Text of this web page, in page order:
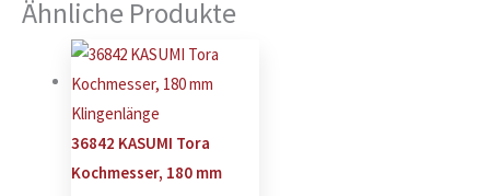
Ähnliche Produkte
36842 KASUMI Tora
Kochmesser, 180 mm